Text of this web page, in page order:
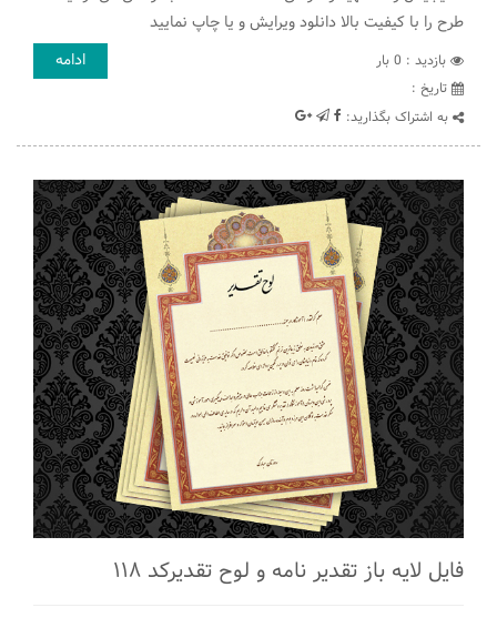
طرح را با کیفیت بالا دانلود ویرایش و یا چاپ نمایید
بازدید : 0 بار
تاريخ :
به اشتراک بگذارید:
ادامه
فایل لایه باز تقدیر نامه و لوح تقدیرکد ۱۱۸